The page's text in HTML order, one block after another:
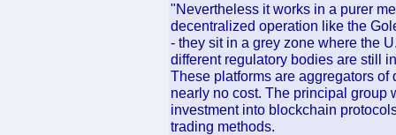
"Nevertheless it works in a purer
decentralized operation like the
- they sit in a grey zone where the
different regulatory bodies are still
These platforms are aggregators
nearly no cost. The principal group
investment into blockchain
trading methods.